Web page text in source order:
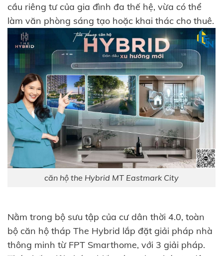
cầu riêng tư của gia đình đa thế hệ, vừa có thể
làm văn phòng sáng tạo hoặc khai thác cho thuê.
căn hộ the Hybrid MT Eastmark City
Nằm trong bộ sưu tập của cư dân thời 4.0, toàn
bộ căn hộ tháp The Hybrid lắp đặt giải pháp nhà
thông minh từ FPT Smarthome, với 3 giải pháp.